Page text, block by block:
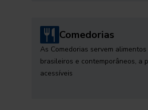
Comedorias
As Comedorias servem
brasileiros e contemporâneos, a
acessíveis